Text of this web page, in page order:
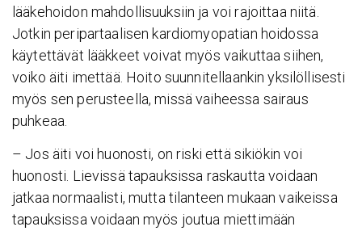
lääkehoidon mahdollisuuksiin ja voi rajoittaa niitä.
Jotkin peripartaalisen kardiomyopatian hoidossa
käytettävät lääkkeet voivat myös vaikuttaa siihen,
voiko äiti imettää. Hoito suunnitellaankin yksilöllisesti
myös sen perusteella, missä vaiheessa sairaus
puhkeaa.
– Jos äiti voi huonosti, on riski että sikiökin voi
huonosti. Lievissä tapauksissa raskautta voidaan
jatkaa normaalisti, mutta tilanteen mukaan vaikeissa
tapauksissa voidaan myös joutua miettimään